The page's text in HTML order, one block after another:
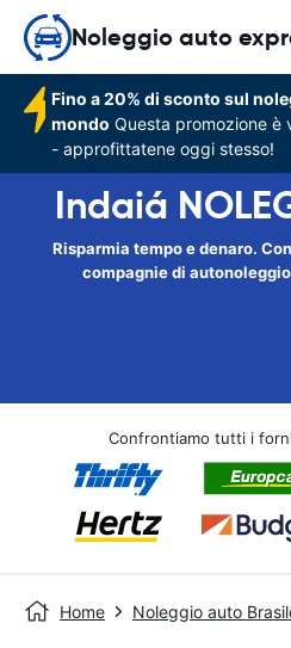
Noleggio auto
Fino a 20% di sconto sul
mondo Questa promozione è
- approfittatene oggi stesso!
Indaiá
Risparmia tempo e denaro.
compagnie di
Confrontiamo tutti i
Home Noleggio auto